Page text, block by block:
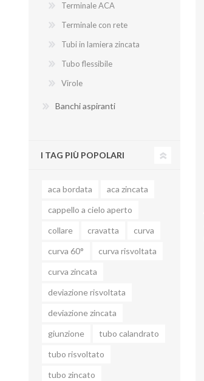
Terminale ACA
Terminale con rete
Tubi in lamiera zincata
Tubo flessibile
Virole
Banchi aspiranti
I TAG PIÙ POPOLARI
aca bordata
aca zincata
cappello a cielo aperto
collare
cravatta
curva
curva 60°
curva risvoltata
curva zincata
deviazione risvoltata
deviazione zincata
giunzione
tubo calandrato
tubo risvoltato
tubo zincato